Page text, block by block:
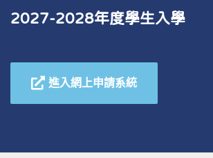
2027-2028年度學生入學
進入網上申請系統